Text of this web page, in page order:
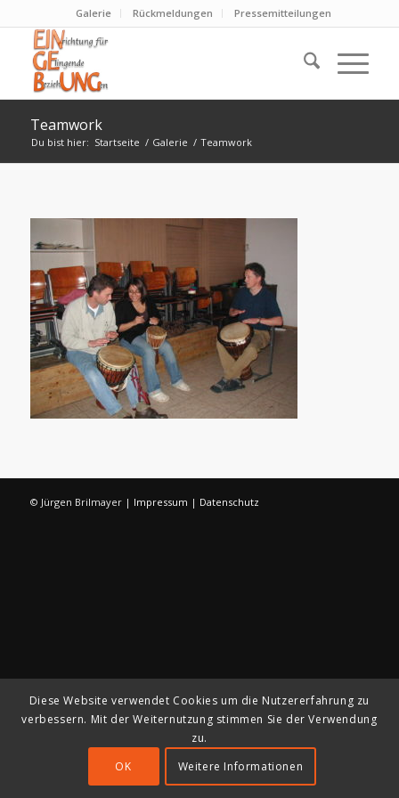
Galerie Rückmeldungen Pressemitteilungen
Teamwork
Du bist hier: Startseite / Galerie / Teamwork
© Jürgen Brilmayer | Impressum | Datenschutz
Diese Website verwendet Cookies um die Nutzererfahrung zu
verbessern. Mit der Weiternutzung stimmen Sie der Verwendung
zu.
OK
Weitere Informationen